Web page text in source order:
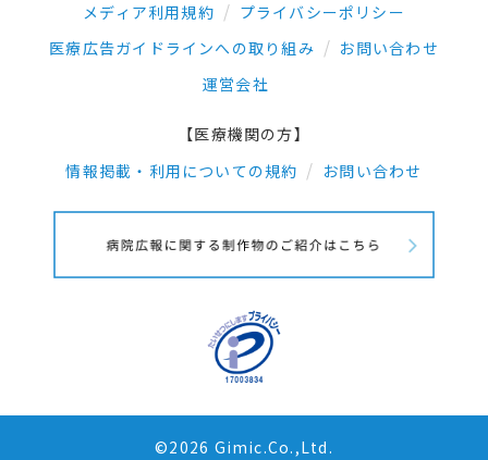
メディア利用規約
プライバシーポリシー
医療広告ガイドラインへの取り組み
お問い合わせ
運営会社
【医療機関の方】
情報掲載・利用についての規約
お問い合わせ
©2026 Gimic.Co.,Ltd.